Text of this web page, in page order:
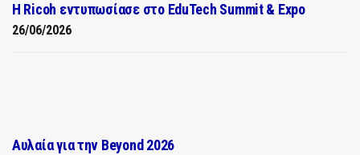
Η Ricoh εντυπωσίασε στο EduTech Summit & Expo
26/06/2026
Αυλαία για την Beyond 2026